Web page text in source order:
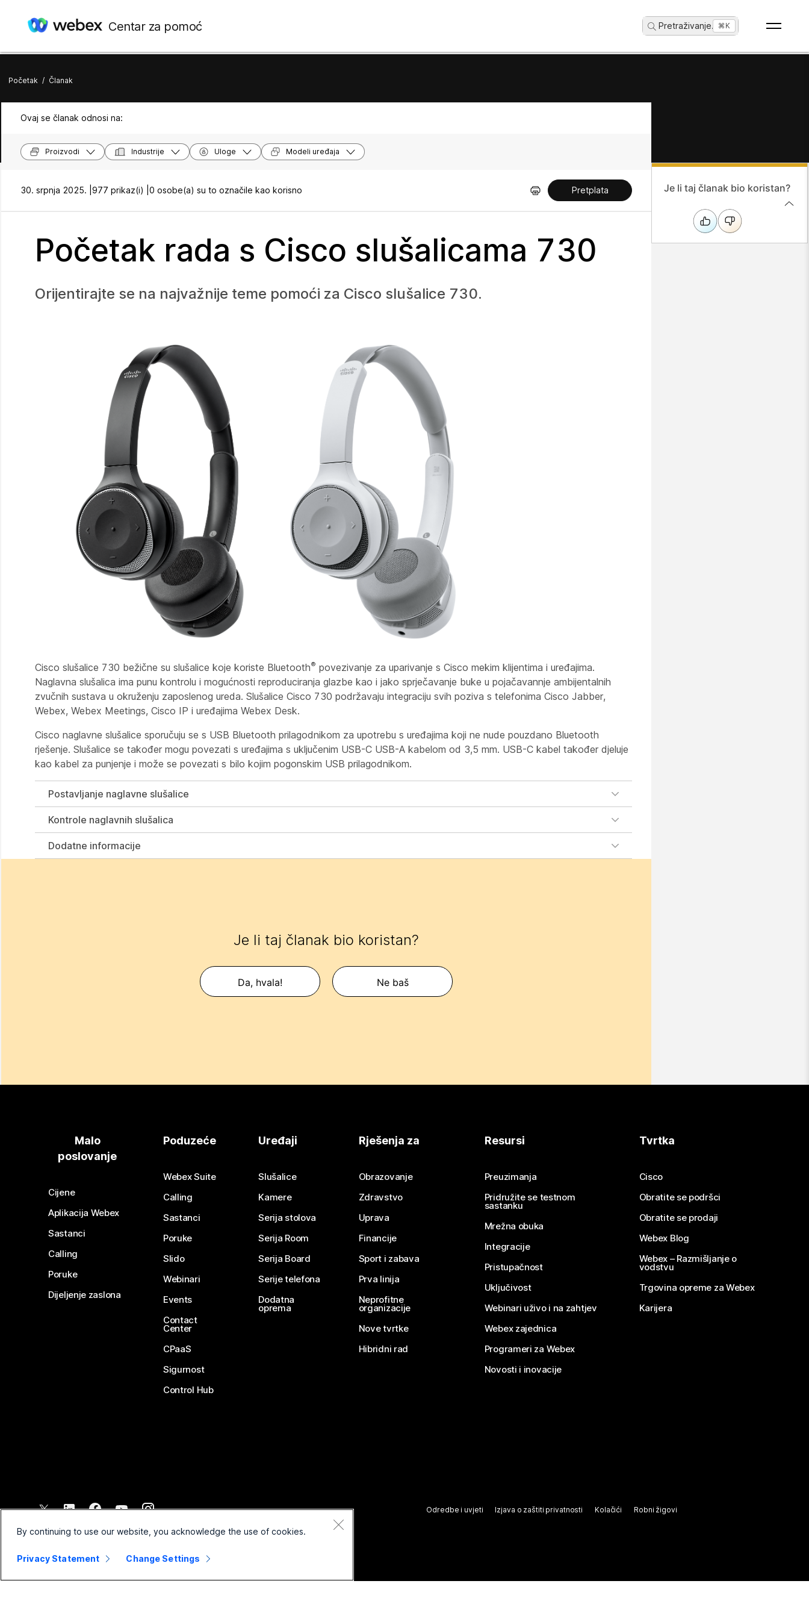
Centar za pomoć Pretraživanje... ⌘K
Početak / Članak
Ovaj se članak odnosi na:
Proizvodi Industrije Uloge Modeli uređaja
30. srpnja 2025. | 977 prikaz(i) | 0 osobe(a) su to označile kao korisno Pretplata
Početak rada s Cisco slušalicama 730
Orijentirajte se na najvažnije teme pomoći za Cisco slušalice 730.
Cisco slušalice 730 bežične su slušalice koje koriste Bluetooth® povezivanje za uparivanje s Cisco mekim klijentima i uređajima.
Naglavna slušalica ima punu kontrolu i mogućnosti reproduciranja glazbe kao i jako sprječavanje buke u pojačavannje ambijentalnih
zvučnih sustava u okruženju zaposlenog ureda. Slušalice Cisco 730 podržavaju integraciju svih poziva s telefonima Cisco Jabber,
Webex, Webex Meetings, Cisco IP i uređajima Webex Desk.
Cisco naglavne slušalice sporučuju se s USB Bluetooth prilagodnikom za upotrebu s uređajima koji ne nude pouzdano Bluetooth
rješenje. Slušalice se također mogu povezati s uređajima s uključenim USB-C USB-A kabelom od 3,5 mm. USB-C kabel također djeluje
kao kabel za punjenje i može se povezati s bilo kojim pogonskim USB prilagodnikom.
Postavljanje naglavne slušalice
Kontrole naglavnih slušalica
Dodatne informacije
Je li taj članak bio koristan?
Da, hvala! Ne baš
Je li taj članak bio koristan?
Malo
poslovanje
Cijene
Aplikacija Webex
Sastanci
Calling
Poruke
Dijeljenje zaslona
Poduzeće
Webex Suite
Calling
Sastanci
Poruke
Slido
Webinari
Events
Contact
Center
CPaaS
Sigurnost
Control Hub
Uređaji
Slušalice
Kamere
Serija stolova
Serija Room
Serija Board
Serije telefona
Dodatna
oprema
Rješenja za
Obrazovanje
Zdravstvo
Uprava
Financije
Sport i zabava
Prva linija
Neprofitne
organizacije
Nove tvrtke
Hibridni rad
Resursi
Preuzimanja
Pridružite se testnom
sastanku
Mrežna obuka
Integracije
Pristupačnost
Uključivost
Webinari uživo i na zahtjev
Webex zajednica
Programeri za Webex
Novosti i inovacije
Tvrtka
Cisco
Obratite se podršci
Obratite se prodaji
Webex Blog
Webex – Razmišljanje o
vodstvu
Trgovina opreme za Webex
Karijera
2026 Cisco i/ili njegova povezana društva. Sva prava pridržana.
Odredbe i uvjeti Izjava o zaštiti privatnosti Kolačići Robni žigovi
By continuing to use our website, you acknowledge the use of cookies.
Privacy Statement Change Settings